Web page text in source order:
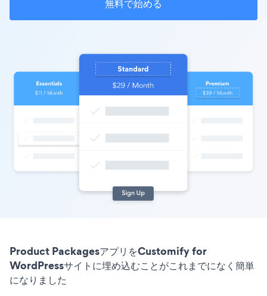
無料で始める
Product PackagesアプリをCustomify for
WordPressサイトに埋め込むことがこれまでになく簡単
になりました